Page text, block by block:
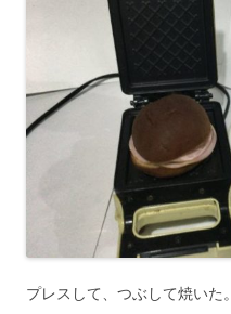
プレスして、つぶして焼いた。